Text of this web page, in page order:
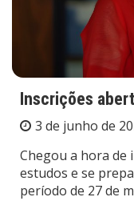
Inscrições
3 de junho de
Chegou a hora de
estudos e se
período de 27 de